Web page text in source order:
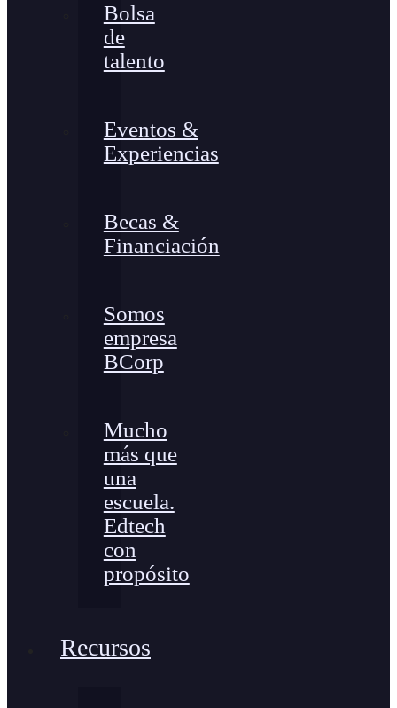
Bolsa
de
talento
Eventos &
Experiencias
Becas &
Financiación
Somos
empresa
BCorp
Mucho
más que
una
escuela.
Edtech
con
propósito
Recursos